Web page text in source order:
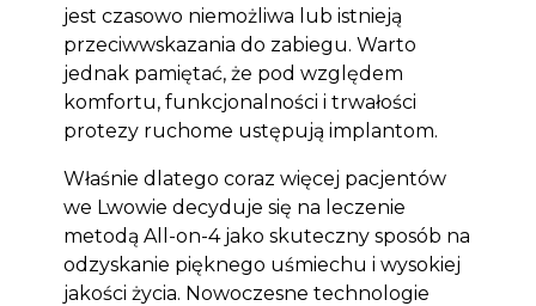
jest czasowo niemożliwa lub istnieją
przeciwwskazania do zabiegu. Warto
jednak pamiętać, że pod względem
komfortu, funkcjonalności i trwałości
protezy ruchome ustępują implantom.
Właśnie dlatego coraz więcej pacjentów
we Lwowie decyduje się na leczenie
metodą All-on-4 jako skuteczny sposób na
odzyskanie pięknego uśmiechu i wysokiej
jakości życia. Nowoczesne technologie